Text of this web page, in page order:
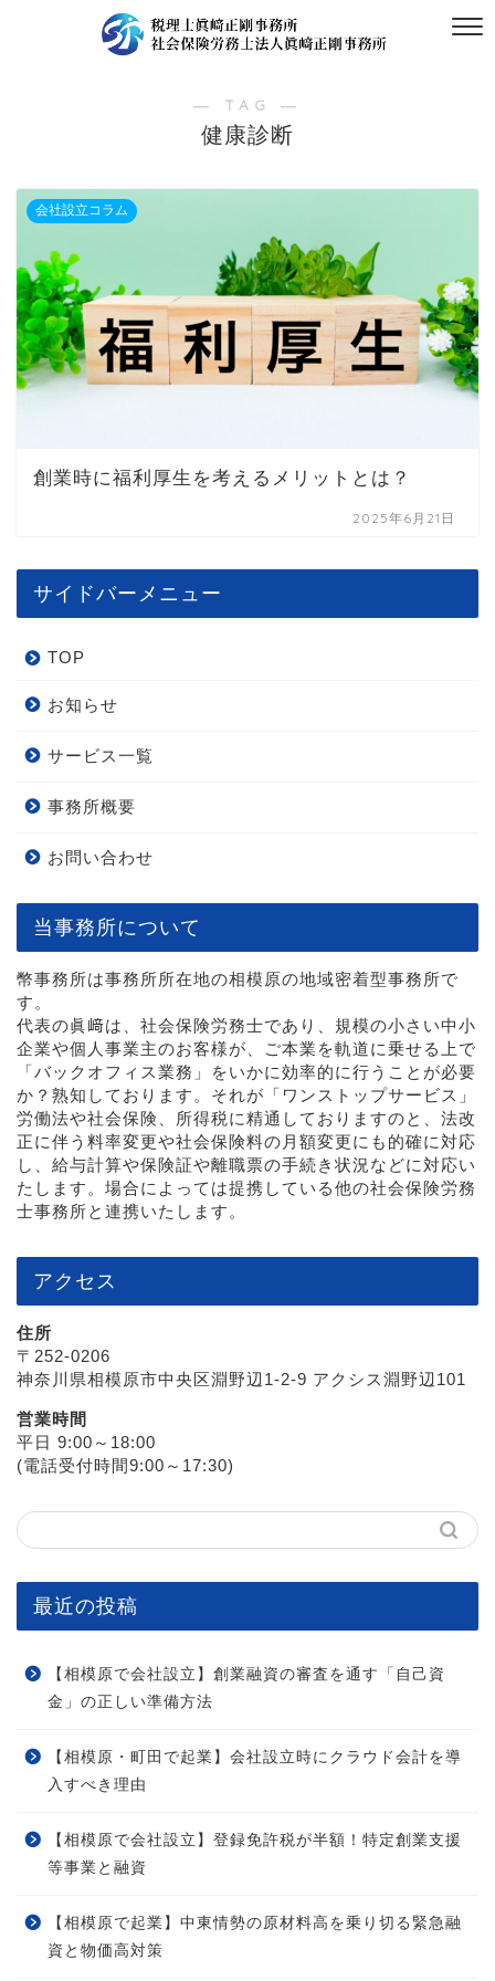
― TAG ―
健康診断
会社設立コラム
創業時に福利厚生を考えるメリットとは？
2025年6月21日
サイドバーメニュー
TOP
お知らせ
サービス一覧
事務所概要
お問い合わせ
当事務所について
幣事務所は事務所所在地の相模原の地域密着型事務所で
す。
代表の眞﨑は、社会保険労務士であり、規模の小さい中小
企業や個人事業主のお客様が、ご本業を軌道に乗せる上で
「バックオフィス業務」をいかに効率的に行うことが必要
か？熟知しております。それが「ワンストップサービス」
労働法や社会保険、所得税に精通しておりますのと、法改
正に伴う料率変更や社会保険料の月額変更にも的確に対応
し、給与計算や保険証や離職票の手続き状況などに対応い
たします。場合によっては提携している他の社会保険労務
士事務所と連携いたします。
アクセス
住所
〒252-0206
神奈川県相模原市中央区淵野辺1-2-9 アクシス淵野辺101
営業時間
平日 9:00～18:00
(電話受付時間9:00～17:30)
最近の投稿
【相模原で会社設立】創業融資の審査を通す「自己資
金」の正しい準備方法
【相模原・町田で起業】会社設立時にクラウド会計を導
入すべき理由
【相模原で会社設立】登録免許税が半額！特定創業支援
等事業と融資
【相模原で起業】中東情勢の原材料高を乗り切る緊急融
資と物価高対策